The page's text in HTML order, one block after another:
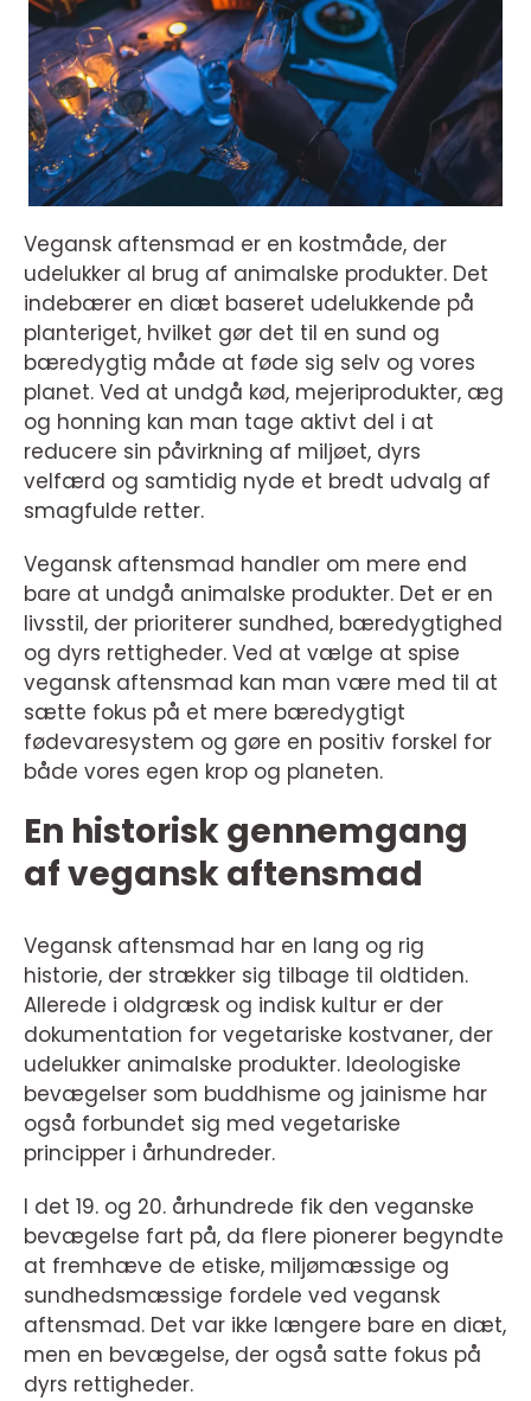
Vegansk aftensmad er en kostmåde, der
udelukker al brug af animalske produkter. Det
indebærer en diæt baseret udelukkende på
planteriget, hvilket gør det til en sund og
bæredygtig måde at føde sig selv og vores
planet. Ved at undgå kød, mejeriprodukter, æg
og honning kan man tage aktivt del i at
reducere sin påvirkning af miljøet, dyrs
velfærd og samtidig nyde et bredt udvalg af
smagfulde retter.
Vegansk aftensmad handler om mere end
bare at undgå animalske produkter. Det er en
livsstil, der prioriterer sundhed, bæredygtighed
og dyrs rettigheder. Ved at vælge at spise
vegansk aftensmad kan man være med til at
sætte fokus på et mere bæredygtigt
fødevaresystem og gøre en positiv forskel for
både vores egen krop og planeten.
En historisk gennemgang
af vegansk aftensmad
Vegansk aftensmad har en lang og rig
historie, der strækker sig tilbage til oldtiden.
Allerede i oldgræsk og indisk kultur er der
dokumentation for vegetariske kostvaner, der
udelukker animalske produkter. Ideologiske
bevægelser som buddhisme og jainisme har
også forbundet sig med vegetariske
principper i århundreder.
I det 19. og 20. århundrede fik den veganske
bevægelse fart på, da flere pionerer begyndte
at fremhæve de etiske, miljømæssige og
sundhedsmæssige fordele ved vegansk
aftensmad. Det var ikke længere bare en diæt,
men en bevægelse, der også satte fokus på
dyrs rettigheder.